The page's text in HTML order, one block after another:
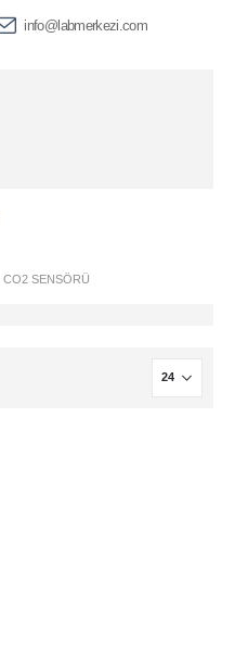
info@labmerkezi.com
CO2 SENSÖRÜ